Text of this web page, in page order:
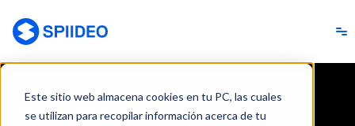
Este sitio web almacena cookies en tu PC, las cuales
se utilizan para recopilar información acerca de tu
CAPTAR CADA MOMENTO